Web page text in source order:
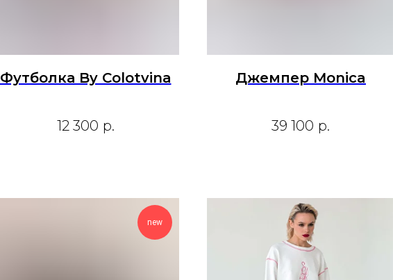
Футболка By Colotvina
12 300 р.
Джемпер Monica
39 100 р.
new